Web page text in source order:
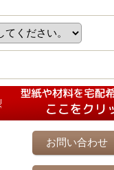
お問い合わせ